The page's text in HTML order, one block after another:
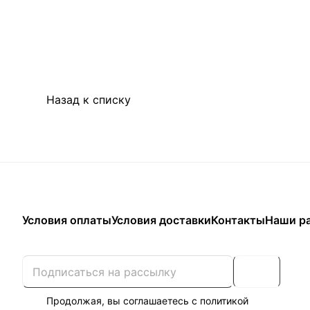
Назад к списку
Условия оплатыУсловия доставкиКонтактыНаши
Продолжая, вы соглашаетесь с политикой